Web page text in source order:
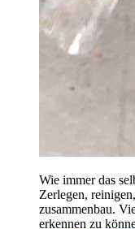
Wie immer das
Zerlegen,
zusammenbau.
erkennen zu